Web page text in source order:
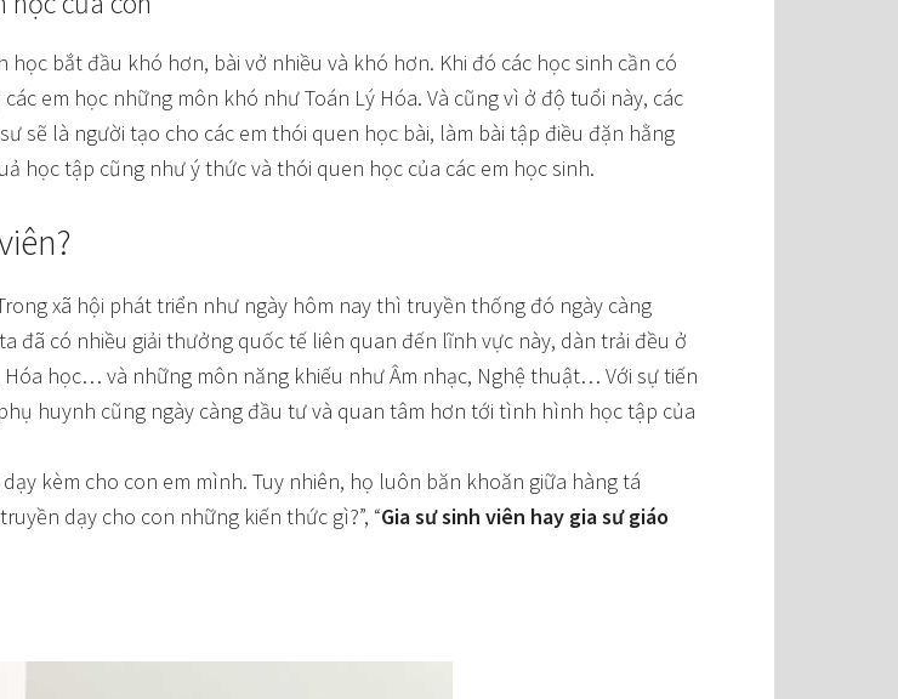
bắt đầu khó hơn, bài vở nhiều và khó hơn. Khi đó các học sinh cần có
em học những môn khó như Toán Lý Hóa. Và cũng vì ở độ tuổi này, các
sẽ là người tạo cho các em thói quen học bài, làm bài tập điều đặn hằng
học tập cũng như ý thức và thói quen học của các em học sinh.
xã hội phát triển như ngày hôm nay thì truyền thống đó ngày càng
đã có nhiều giải thưởng quốc tế liên quan đến lĩnh vực này, dàn trải đều ở
Hóa học… và những môn năng khiếu như Âm nhạc, Nghệ thuật… Với sự tiến
huynh cũng ngày càng đầu tư và quan tâm hơn tới tình hình học tập của
kèm cho con em mình. Tuy nhiên, họ luôn băn khoăn giữa hàng tá
dạy cho con những kiến thức gì?”, “Gia sư sinh viên hay gia sư giáo